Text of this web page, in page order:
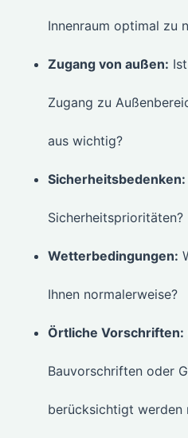
Innenraum optimal zu
Zugang von außen:
Zugang zu
aus wichtig?
Sicherheitsbedenken:
Sicherheitsprioritäten?
Wetterbedingungen:
Ihnen normalerweise?
Örtliche Vorschriften:
Bauvorschriften oder
berücksichtigt werden